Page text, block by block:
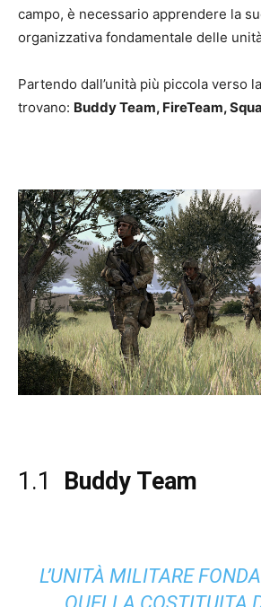
campo, è necessario apprendere la
organizzativa fondamentale delle
Partendo dall’unità più piccola verso
trovano: Buddy Team, FireTeam,
1.1 Buddy Team
L’UNITÀ MILITARE